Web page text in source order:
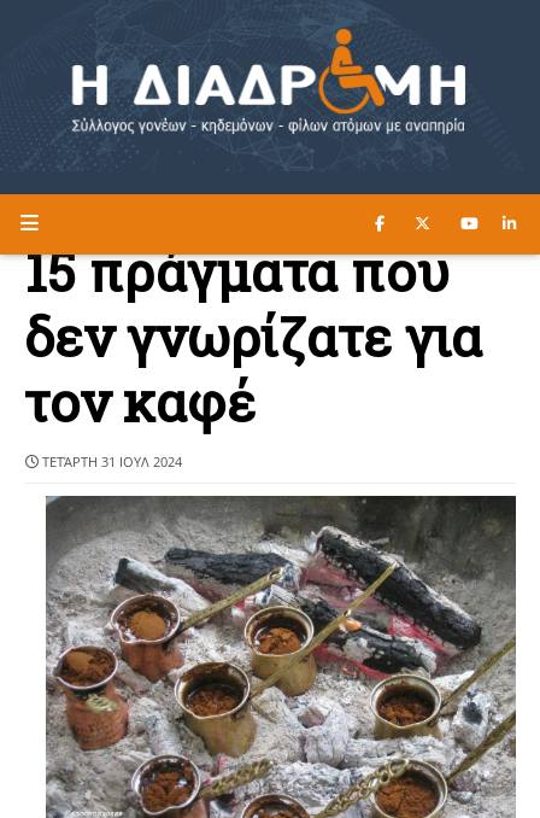
Η ΔΙΑΔΡΟΜΗ ΔΙΑΒΑΣΤΕ ΕΔΩ ►
15 πράγματα που
δεν γνωρίζατε για
τον καφέ
ΤΕΤΆΡΤΗ 31 ΙΟΥΛ 2024